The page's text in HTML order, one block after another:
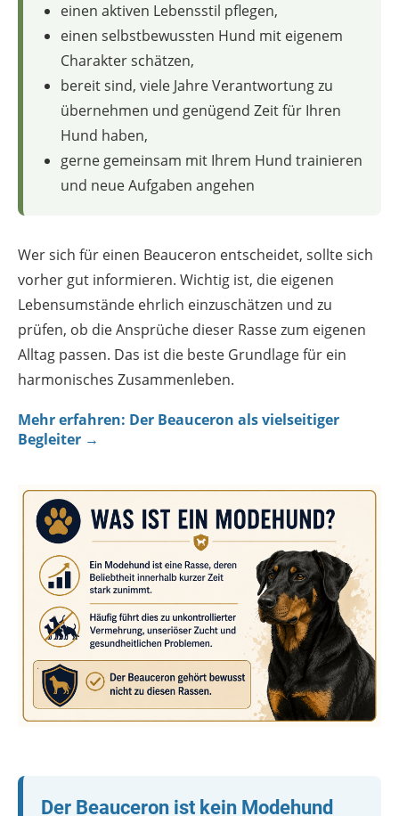
einen aktiven Lebensstil pflegen,
einen selbstbewussten Hund mit eigenem
Charakter schätzen,
bereit sind, viele Jahre Verantwortung zu
übernehmen und genügend Zeit für Ihren
Hund haben,
gerne gemeinsam mit Ihrem Hund trainieren
und neue Aufgaben angehen
Wer sich für einen Beauceron entscheidet, sollte sich
vorher gut informieren. Wichtig ist, die eigenen
Lebensumstände ehrlich einzuschätzen und zu
prüfen, ob die Ansprüche dieser Rasse zum eigenen
Alltag passen. Das ist die beste Grundlage für ein
harmonisches Zusammenleben.
Mehr erfahren: Der Beauceron als vielseitiger
Begleiter →
Der Beauceron ist kein Modehund